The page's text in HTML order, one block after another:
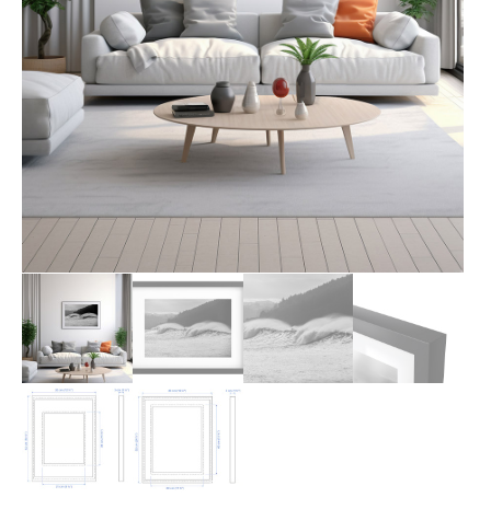
VINOS
CERVEZAS ARTESANAS
REPOSTERÍA Y DULCES
ARROZ CON LECHE
LICORES / DESTILADOS
DECORACIÓN
AGENDA
OFERTAS
CONTACTO